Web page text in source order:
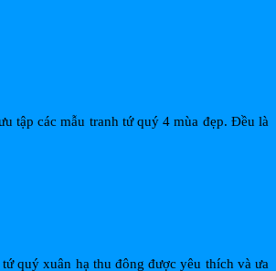
tập các mẫu tranh tứ quý 4 mùa đẹp. Đều là
quý xuân hạ thu đông được yêu thích và ưa